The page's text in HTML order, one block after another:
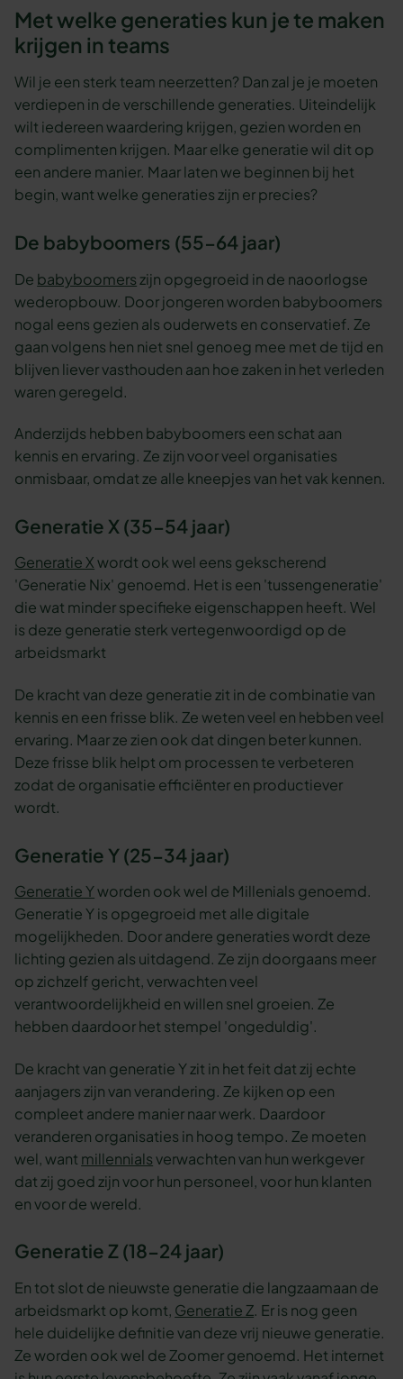
Met welke generaties kun je te maken
krijgen in teams
Wil je een sterk team neerzetten? Dan zal je je moeten
verdiepen in de verschillende generaties. Uiteindelijk
wilt iedereen waardering krijgen, gezien worden en
complimenten krijgen. Maar elke generatie wil dit op
een andere manier. Maar laten we beginnen bij het
begin, want welke generaties zijn er precies?
De babyboomers (55-64 jaar)
De babyboomers zijn opgegroeid in de naoorlogse
wederopbouw. Door jongeren worden babyboomers
nogal eens gezien als ouderwets en conservatief. Ze
gaan volgens hen niet snel genoeg mee met de tijd en
blijven liever vasthouden aan hoe zaken in het verleden
waren geregeld.
Anderzijds hebben babyboomers een schat aan
kennis en ervaring. Ze zijn voor veel organisaties
onmisbaar, omdat ze alle kneepjes van het vak kennen.
Generatie X (35-54 jaar)
Generatie Xwordt ook wel eens gekscherend
'Generatie Nix' genoemd. Het is een 'tussengeneratie'
die wat minder specifieke eigenschappen heeft. Wel
is deze generatie sterk vertegenwoordigd op de
arbeidsmarkt
De kracht van deze generatie zit in de combinatie van
kennis en een frisse blik. Ze weten veel en hebben veel
ervaring. Maar ze zien ook dat dingen beter kunnen.
Deze frisse blik helpt om processen te verbeteren
zodat de organisatie efficiënter en productiever
wordt.
Generatie Y (25-34 jaar)
Generatie Yworden ook wel de Millenials genoemd.
Generatie Y is opgegroeid met alle digitale
mogelijkheden. Door andere generaties wordt deze
lichting gezien als uitdagend. Ze zijn doorgaans meer
op zichzelf gericht, verwachten veel
verantwoordelijkheid en willen snel groeien. Ze
hebben daardoor het stempel 'ongeduldig'.
De kracht van generatie Y zit in het feit dat zij echte
aanjagers zijn van verandering. Ze kijken op een
compleet andere manier naar werk. Daardoor
veranderen organisaties in hoog tempo. Ze moeten
wel, want millennialsverwachten van hun werkgever
dat zij goed zijn voor hun personeel, voor hun klanten
en voor de wereld.
Generatie Z (18-24 jaar)
En tot slot de nieuwste generatie die langzaamaan de
arbeidsmarkt op komt, Generatie Z. Er is nog geen
hele duidelijke definitie van deze vrij nieuwe generatie.
Ze worden ook wel de Zoomer genoemd. Het internet